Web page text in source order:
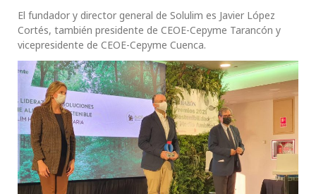
El fundador y director general de Solulim es Javier López
Cortés, también presidente de CEOE-Cepyme Tarancón y
vicepresidente de CEOE-Cepyme Cuenca.